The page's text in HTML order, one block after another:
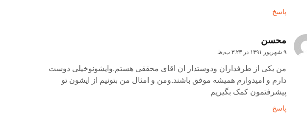
پاسخ
محسن
۹ شهریور ۱۳۹۱ در ۳:۲۳ ب٫ظ
من یکی از طرفداران ودوستدار ان اقای محققی هستم.وایشونوخیلی دوست
دارم و امیدوارم همیشه موفق باشند.ومن و امثال من بتونیم از ایشون تو
پیشرفتمون کمک بگیریم
پاسخ